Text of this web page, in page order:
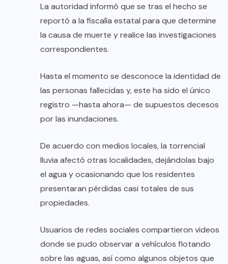
La autoridad informó que se tras el hecho se
reportó a la fiscalía estatal para que determine
la causa de muerte y realice las investigaciones
correspondientes.
Hasta el momento se desconoce la identidad de
las personas fallecidas y, este ha sido el único
registro —hasta ahora— de supuestos decesos
por las inundaciones.
De acuerdo con medios locales, la torrencial
lluvia afectó otras localidades, dejándolas bajo
el agua y ocasionando que los residentes
presentaran pérdidas casi totales de sus
propiedades.
Usuarios de redes sociales compartieron videos
donde se pudo observar a vehículos flotando
sobre las aguas, así como algunos objetos que